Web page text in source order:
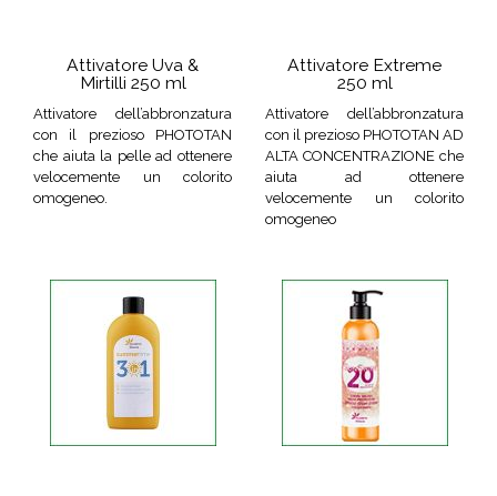
Attivatore Uva &
Mirtilli 250 ml
Attivatore dell’abbronzatura
con il prezioso PHOTOTAN
che aiuta la pelle ad ottenere
velocemente un colorito
omogeneo.
Attivatore Extreme
250 ml
Attivatore dell’abbronzatura
con il prezioso PHOTOTAN AD
ALTA CONCENTRAZIONE che
aiuta ad ottenere
velocemente un colorito
omogeneo